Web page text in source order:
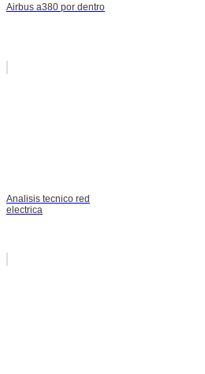
Airbus a380 por dentro
Analisis tecnico red
electrica